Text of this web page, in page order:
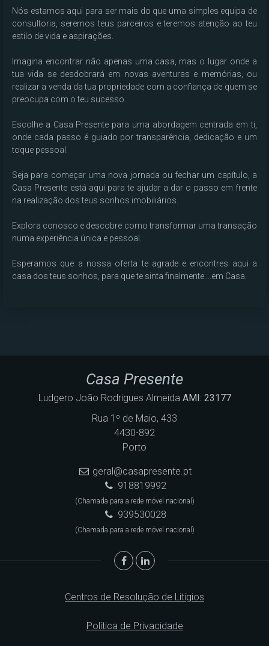
Nós estamos aqui para ser mais do que uma simples equipa de
consultoria, seremos teus parceiros e teremos atenção ao teu
estilo de vida e aspirações.
Imagina encontrar não apenas uma casa, mas o lugar onde a
tua vida se desdobrará em novas aventuras e memórias, ou
realizar a venda da tua propriedade com a confiança de quem se
preocupa com o teu sucesso.
Escolhe a Casa Presente para uma abordagem centrada em ti,
onde cada passo é guiado por transparência, dedicação e um
toque pessoal.
Seja para começar uma nova jornada ou fechar um capítulo, a
Casa Presente está aqui para te ajudar a dar o passo em frente
na realização dos teus sonhos imobiliários.
Explora conosco e descobre como transformar uma transação
numa experiência única e pessoal.
Esperamos que a nossa oferta te agrade e encontres aqui a
casa dos teus sonhos, para que te sinta finalmente....em Casa.
Casa Presente
Ludgero João Rodrigues Almeida AMI: 23177
Rua 1º de Maio, 433
4430-892
Porto
geral@casapresente.pt
918819992
(Chamada para a rede móvel nacional)
939530028
(Chamada para a rede móvel nacional)
Centros de Resolução de Litígios
Política de Privacidade